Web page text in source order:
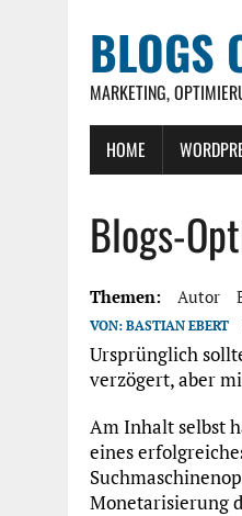
BLOGS
MARKETING,
HOME
Blogs-
Themen: Autor
VON: BASTIAN EBERT
Ursprünglich
verzögert, aber
Am Inhalt selbst
eines
Monetarisierung